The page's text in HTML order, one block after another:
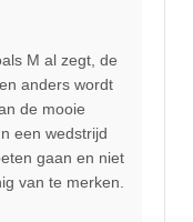
M al zegt, de
anders wordt
de mooie
een wedstrijd
gaan en niet
van te merken.